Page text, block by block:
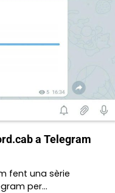
a Telegram
fent una sèrie
per…